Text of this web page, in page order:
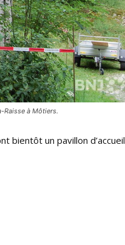
Raisse à Môtiers.
bientôt un pavillon d’accueil